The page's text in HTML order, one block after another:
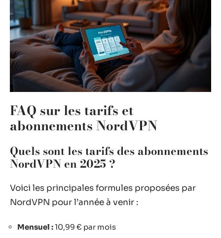
FAQ sur les tarifs et
abonnements NordVPN
Quels sont les tarifs des abonnements
NordVPN en 2025 ?
Voici les principales formules proposées par
NordVPN pour l’année à venir :
Mensuel :10,99 € par mois